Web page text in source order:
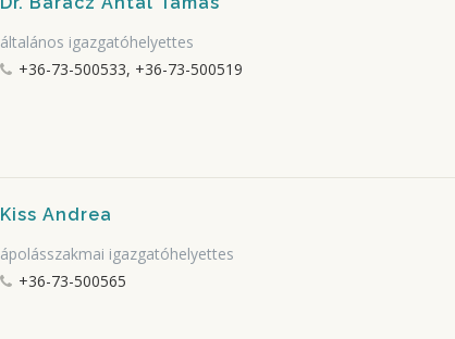
általános igazgatóhelyettes
+36-73-500533, +36-73-500519
Kiss Andrea
ápolásszakmai igazgatóhelyettes
+36-73-500565